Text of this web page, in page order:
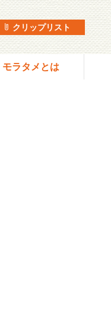
クリップリスト
モラタメとは